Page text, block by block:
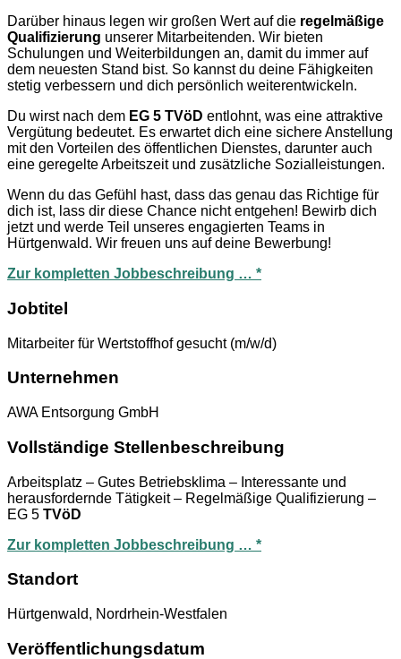
Darüber hinaus legen wir großen Wert auf die regelmäßige
Qualifizierung unserer Mitarbeitenden. Wir bieten
Schulungen und Weiterbildungen an, damit du immer auf
dem neuesten Stand bist. So kannst du deine Fähigkeiten
stetig verbessern und dich persönlich weiterentwickeln.
Du wirst nach dem EG 5 TVöD entlohnt, was eine attraktive
Vergütung bedeutet. Es erwartet dich eine sichere Anstellung
mit den Vorteilen des öffentlichen Dienstes, darunter auch
eine geregelte Arbeitszeit und zusätzliche Sozialleistungen.
Wenn du das Gefühl hast, dass das genau das Richtige für
dich ist, lass dir diese Chance nicht entgehen! Bewirb dich
jetzt und werde Teil unseres engagierten Teams in
Hürtgenwald. Wir freuen uns auf deine Bewerbung!
Zur kompletten Jobbeschreibung … *
Jobtitel
Mitarbeiter für Wertstoffhof gesucht (m/w/d)
Unternehmen
AWA Entsorgung GmbH
Vollständige Stellenbeschreibung
Arbeitsplatz – Gutes Betriebsklima – Interessante und
herausfordernde Tätigkeit – Regelmäßige Qualifizierung –
EG 5 TVöD
Zur kompletten Jobbeschreibung … *
Standort
Hürtgenwald, Nordrhein-Westfalen
Veröffentlichungsdatum